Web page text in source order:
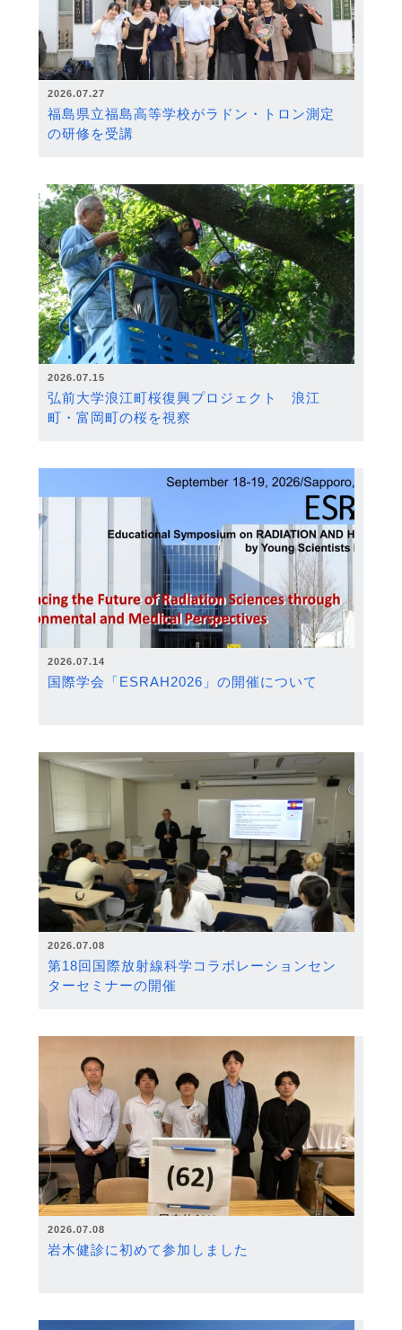
2026.07.27
福島県立福島高等学校がラドン・トロン測定
の研修を受講
2026.07.15
弘前大学浪江町桜復興プロジェクト 浪江
町・富岡町の桜を視察
2026.07.14
国際学会「ESRAH2026」の開催について
2026.07.08
第18回国際放射線科学コラボレーションセン
ターセミナーの開催
2026.07.08
岩木健診に初めて参加しました